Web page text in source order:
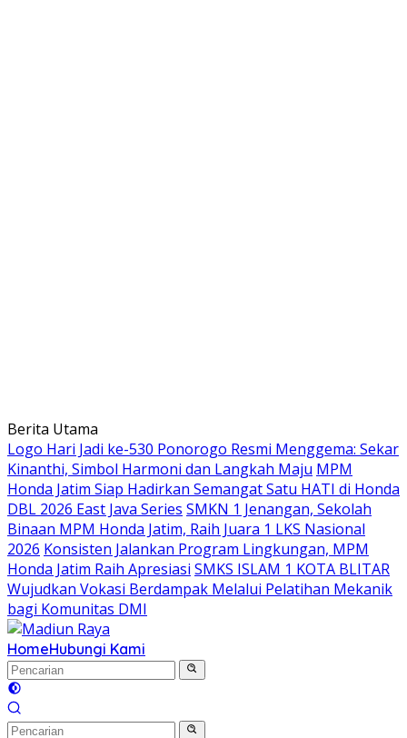
Langsung
ke
konten
Berita Utama
Logo Hari Jadi ke-530 Ponorogo Resmi Menggema: Sekar
Kinanthi, Simbol Harmoni dan Langkah Maju MPM
Honda Jatim Siap Hadirkan Semangat Satu HATI di Honda
DBL 2026 East Java Series SMKN 1 Jenangan, Sekolah
Binaan MPM Honda Jatim, Raih Juara 1 LKS Nasional
2026 Konsisten Jalankan Program Lingkungan, MPM
Honda Jatim Raih Apresiasi SMKS ISLAM 1 KOTA BLITAR
Wujudkan Vokasi Berdampak Melalui Pelatihan Mekanik
bagi Komunitas DMI
HomeHubungi Kami